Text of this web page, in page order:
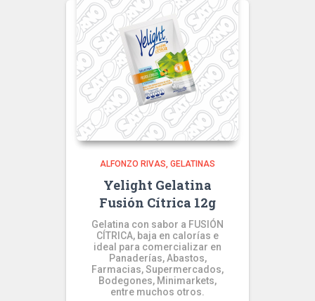
ALFONZO RIVAS GELATINAS
Yelight Gelatina
Fusión Cítrica 12g
Gelatina con sabor a FUSIÓN
CÍTRICA, baja en calorías e
ideal para comercializar en
Panaderías, Abastos,
Farmacias, Supermercados,
Bodegones, Minimarkets,
entre muchos otros.